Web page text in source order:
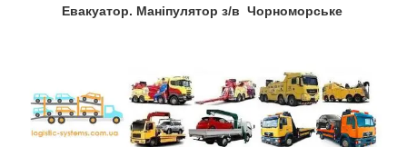
Евакуатор. Маніпулятор з/в Чорноморське